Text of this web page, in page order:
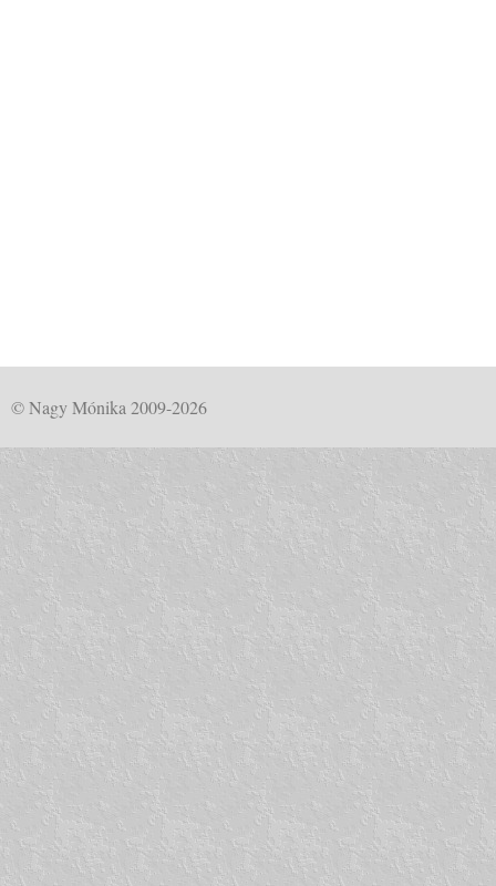
© Nagy Mónika 2009-2026